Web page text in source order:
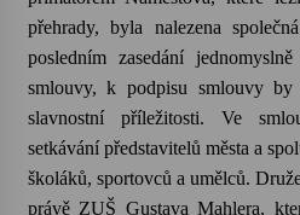
22. 7. 2026
Vysočinka
17. 7. 2026
přehrady, byla nalezena
posledním zasedání
smlouvy, k podpisu smlouvy
slavnostní příležitosti. Ve
setkávání představitelů města a
školáků, sportovců a umělců.
právě ZUŠ Gustava Mahlera,